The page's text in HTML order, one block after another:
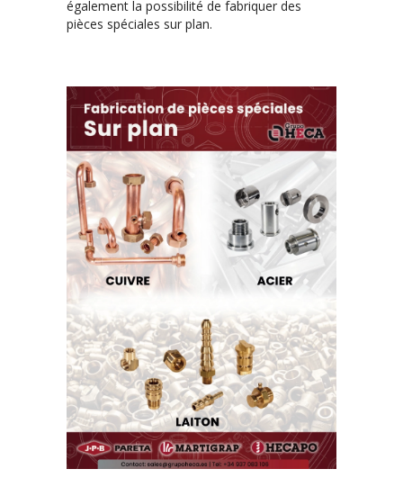
également la possibilité de fabriquer des
pièces spéciales sur plan.